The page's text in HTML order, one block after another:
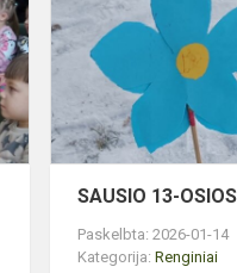
IR
BENDRYSTĖS
ŠVENTĖ
SAUSIO 13-
Paskelbta: 2026-01-14
Kategorija:Renginiai